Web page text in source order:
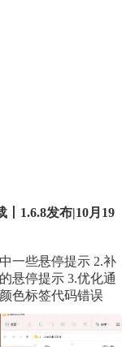
丨1.6.8发布|10月19
一些悬停提示 2.补
悬停提示 3.优化通
色标签代码错误